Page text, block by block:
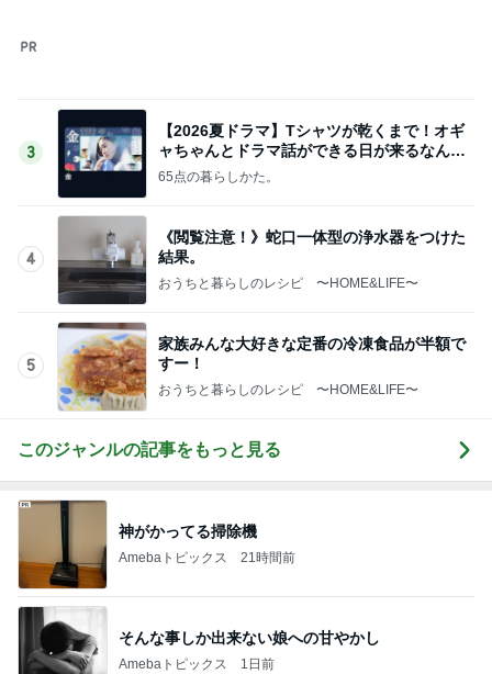
神がかってる掃除機
Amebaトピックス 21時間前
そんな事しか出来ない娘への甘やかし
Amebaトピックス 1日前
明日からやっとわたしも自由時間
Amebaトピックス 2日前
Amebaトピックス 1日前
原田龍二の妻 夫と地元の花火大会
Amebaトピックス 1日前